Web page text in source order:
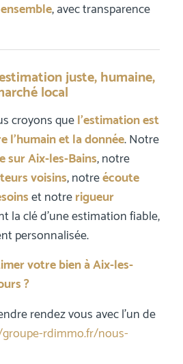
, avec transparence
juste, humaine,
local
croyons quel’estimation est
l’humain et la donnée. Notre
sur Aix-les-Bains, notre
voisins, notreécoute
et notrerigueur
la clé d’une estimation fiable,
personnalisée.
votre bien à Aix-les-
?
rendez vous avec l’un de
rdimmo.fr/nous-